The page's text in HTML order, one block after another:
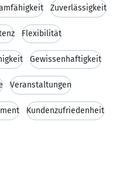
Zuverlässigkeit
Flexibilität
Gewissenhaftigkeit
Veranstaltungen
Kundenzufriedenheit